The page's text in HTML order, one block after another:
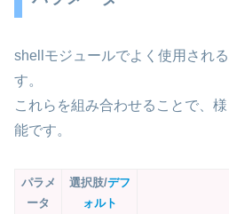
shellモジュールでよく使用され
す。
これらを組み合わせることで、
能です。
パラメ
ータ
選択肢/デフ
ォルト